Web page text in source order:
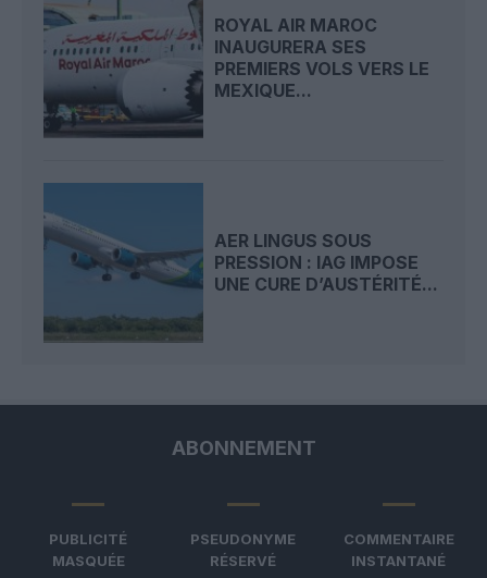
ROYAL AIR MAROC
INAUGURERA SES
PREMIERS VOLS VERS LE
MEXIQUE...
AER LINGUS SOUS
PRESSION : IAG IMPOSE
UNE CURE D’AUSTÉRITÉ...
ABONNEMENT
PUBLICITÉ
MASQUÉE
PSEUDONYME
RÉSERVÉ
COMMENTAIRE
INSTANTANÉ